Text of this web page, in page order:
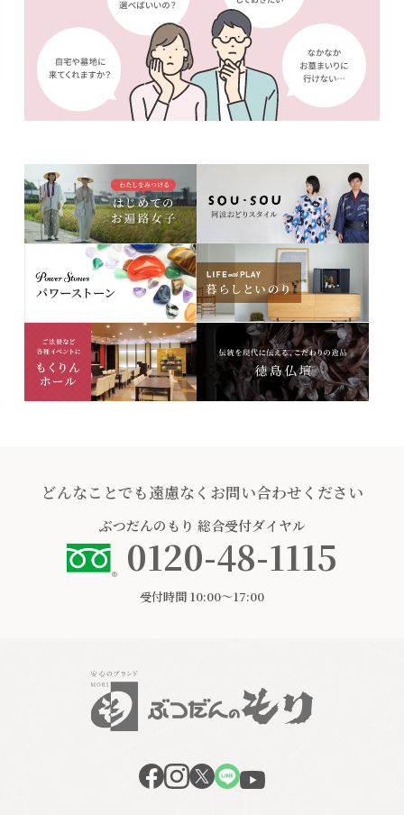
どんなことでも遠慮なくお問い合わせください
ぶつだんのもり 総合受付ダイヤル
0120-48-1115
受付時間 10:00〜17:00